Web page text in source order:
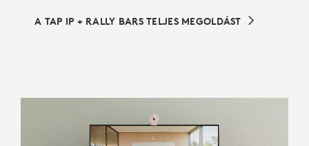
A TAP IP + RALLY BARS TELJES MEGOLDÁST